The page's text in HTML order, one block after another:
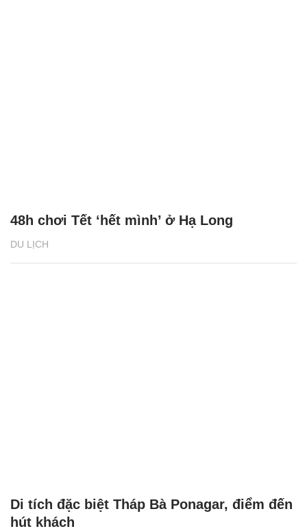
DU LỊCH
48h chơi Tết ‘hết mình’ ở Hạ Long
Di tích đặc biệt Tháp Bà Ponagar, điểm đến
hút khách